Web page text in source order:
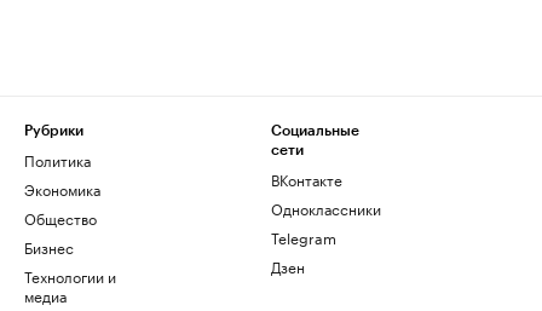
Рубрики
Политика
Экономика
Общество
Бизнес
Технологии и
медиа
Социальные
сети
ВКонтакте
Одноклассники
Telegram
Дзен